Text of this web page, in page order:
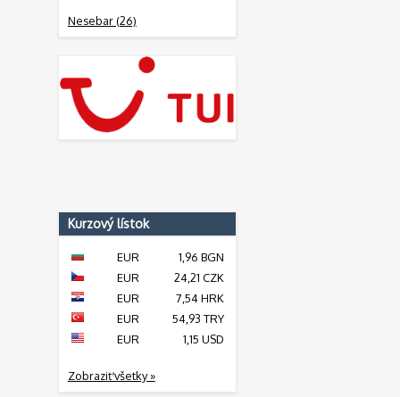
Nesebar (26)
Kurzový lístok
EUR
1,96 BGN
EUR
24,21 CZK
EUR
7,54 HRK
EUR
54,93 TRY
EUR
1,15 USD
Zobraziť všetky »